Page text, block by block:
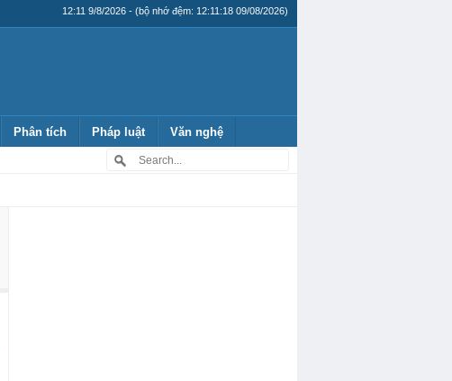
12:11 9/8/2026 - (bộ nhớ đệm: 12:11:18 09/08/2026)
Phân tích Pháp luật Văn nghệ